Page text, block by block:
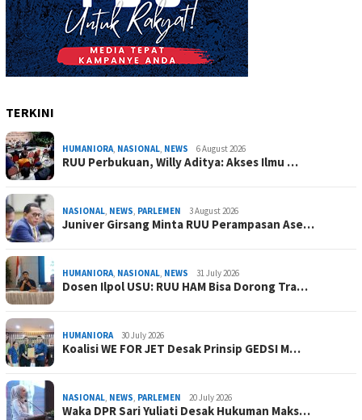
TERKINI
HUMANIORA, NASIONAL, NEWS 6 August 2026
RUU Perbukuan, Willy Aditya: Akses Ilmu …
NASIONAL, NEWS, PARLEMEN 3 August 2026
Juniver Girsang Minta RUU Perampasan Ase…
HUMANIORA, NASIONAL, NEWS 31 July 2026
Dosen Ilpol USU: RUU HAM Bisa Dorong Tra…
HUMANIORA 30 July 2026
Koalisi WE FOR JET Desak Prinsip GEDSI M…
NASIONAL, NEWS, PARLEMEN 20 July 2026
Waka DPR Sari Yuliati Desak Hukuman Maks…